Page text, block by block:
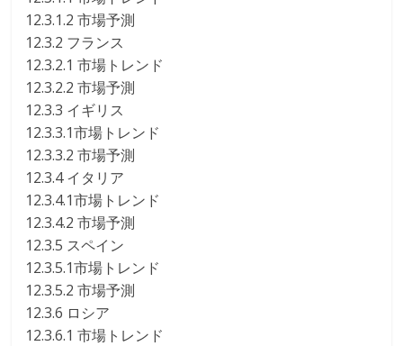
12.3.1.2 市場予測
12.3.2 フランス
12.3.2.1 市場トレンド
12.3.2.2 市場予測
12.3.3 イギリス
12.3.3.1市場トレンド
12.3.3.2 市場予測
12.3.4 イタリア
12.3.4.1市場トレンド
12.3.4.2 市場予測
12.3.5 スペイン
12.3.5.1市場トレンド
12.3.5.2 市場予測
12.3.6 ロシア
12.3.6.1 市場トレンド